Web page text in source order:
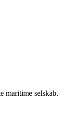
maritime selskab.